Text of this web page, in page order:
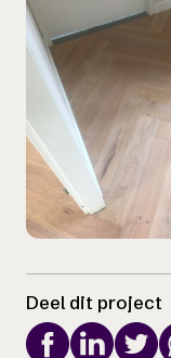
Deel dit project